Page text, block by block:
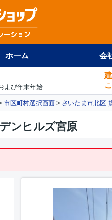
ホーム 会
よび年末年始
市区町村選択画面 さいたま市北区
ンヒルズ宮原